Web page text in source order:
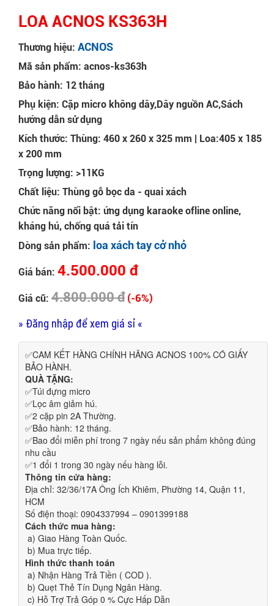
LOA ACNOS KS363H
Thương hiệu: ACNOS
Mã sản phẩm: acnos-ks363h
Bảo hành: 12 tháng
Phụ kiện: Cặp micro không dây,Dây nguồn AC,Sách
hướng dẫn sử dụng
Kích thước: Thùng: 460 x 260 x 325 mm | Loa:405 x 185
x 200 mm
Trọng lượng: >11KG
Chất liệu: Thùng gỗ bọc da - quai xách
Chức năng nổi bật: ứng dụng karaoke ofline online,
kháng hú, chống quá tải tín
Dòng sản phẩm: loa xách tay cở nhỏ
Giá bán: 4.500.000 đ
Giá cũ: 4.800.000 đ (-6%)
» Đăng nhập để xem giá sỉ «
✅CAM KẾT HÀNG CHÍNH HÃNG ACNOS 100% CÓ GIẤY
BẢO HÀNH.
QUÀ TẶNG:
✅Túi đựng micro
✅Lọc âm giảm hú.
✅2 cặp pin 2A Thường.
✅Bảo hành: 12 tháng.
✅Bao đổi miễn phí trong 7 ngày nếu sản phẩm không đúng
nhu cầu
✅1 đổi 1 trong 30 ngày nếu hàng lỗi.
Thông tin cửa hàng:
Địa chỉ: 32/36/17A Ông Ích Khiêm, Phường 14, Quận 11,
HCM
Số điện thoại: 0904337994 – 0901399188
Cách thức mua hàng:
a) Giao Hàng Toàn Quốc.
b) Mua trực tiếp.
Hình thức thanh toán
a) Nhận Hàng Trả Tiền ( COD ).
b) Quẹt Thẻ Tín Dụng Ngân Hàng.
c) Hỗ Trợ Trả Góp 0 % Cực Hấp Dẫn